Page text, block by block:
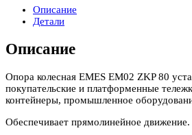
Описание
Детали
Описание
Опора колесная EMES EM02 ZKP 80
покупательские и платформенные
контейнеры, промышленное
Обеспечивает прямолинейное движение.